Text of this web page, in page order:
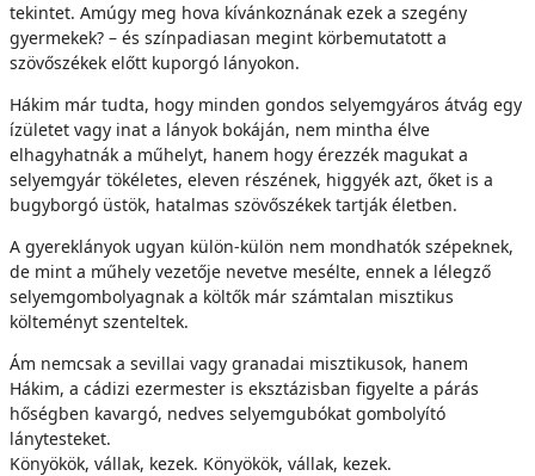
tekintet. Amúgy meg hova kívánkoznának ezek a szegény
gyermekek? – és színpadiasan megint körbemutatott a
szövőszékek előtt kuporgó lányokon.
Hákim már tudta, hogy minden gondos selyemgyáros átvág egy
ízületet vagy inat a lányok bokáján, nem mintha élve
elhagyhatnák a műhelyt, hanem hogy érezzék magukat a
selyemgyár tökéletes, eleven részének, higgyék azt, őket is a
bugyborgó üstök, hatalmas szövőszékek tartják életben.
A gyereklányok ugyan külön-külön nem mondhatók szépeknek,
de mint a műhely vezetője nevetve mesélte, ennek a lélegző
selyemgombolyagnak a költők már számtalan misztikus
költeményt szenteltek.
Ám nemcsak a sevillai vagy granadai misztikusok, hanem
Hákim, a cádizi ezermester is eksztázisban figyelte a párás
hőségben kavargó, nedves selyemgubókat gombolyító
lánytesteket.
Könyökök, vállak, kezek. Könyökök, vállak, kezek.